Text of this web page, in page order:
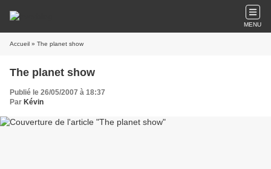
MENU
Accueil » The planet show
The planet show
Publié le 26/05/2007 à 18:37
Par Kévin